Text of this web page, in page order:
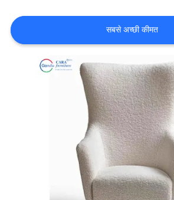
संपर्क
सबसे अच्छी कीमत